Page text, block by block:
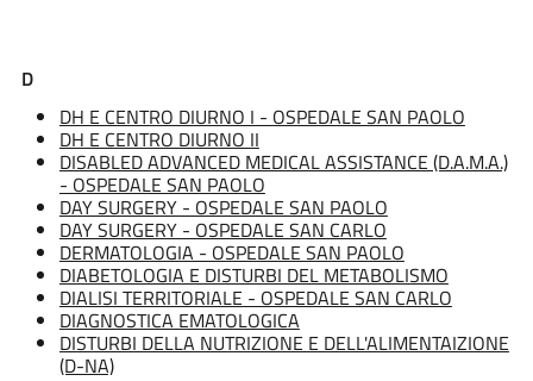
D
DH E CENTRO DIURNO I - OSPEDALE SAN PAOLO
DH E CENTRO DIURNO II
DISABLED ADVANCED MEDICAL ASSISTANCE (D.A.M.A.)
- OSPEDALE SAN PAOLO
DAY SURGERY - OSPEDALE SAN PAOLO
DAY SURGERY - OSPEDALE SAN CARLO
DERMATOLOGIA - OSPEDALE SAN PAOLO
DIABETOLOGIA E DISTURBI DEL METABOLISMO
DIALISI TERRITORIALE - OSPEDALE SAN CARLO
DIAGNOSTICA EMATOLOGICA
DISTURBI DELLA NUTRIZIONE E DELL'ALIMENTAIZIONE
(D-NA)